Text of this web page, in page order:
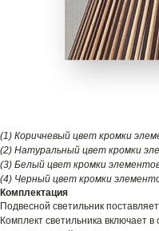
(1) Коричневый цвет кромки
(2) Натуральный цвет кромки
(3) Белый цвет кромки
(4) Черный цвет кромки
Комплектация
Подвесной светильник
Комплект светильника включает в